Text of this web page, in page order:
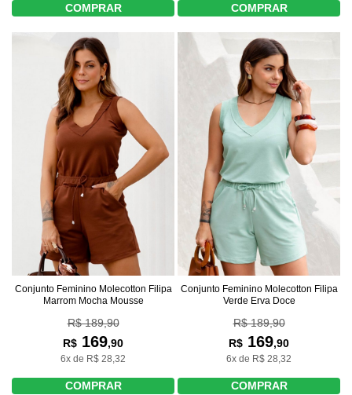
COMPRAR COMPRAR
Conjunto Feminino Molecotton Filipa
Marrom Mocha Mousse
R$ 189,90
R$ 169,90
6x de R$ 28,32
COMPRAR
Conjunto Feminino Molecotton Filipa
Verde Erva Doce
R$ 189,90
R$ 169,90
6x de R$ 28,32
COMPRAR